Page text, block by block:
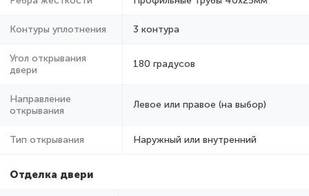
Контуры уплотнения 3 контура
Угол открывания
двери
180 градусов
Направление
открывания
Левое или правое (на выбор)
Тип открывания Наружный или внутренний
Отделка двери